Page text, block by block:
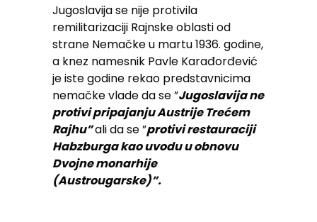
Jugoslavija se nije protivila
remilitarizaciji Rajnske oblasti od
strane Nemačke u martu 1936. godine,
a knez namesnik Pavle Karađorđević
je iste godine rekao predstavnicima
nemačke vlade da se ”Jugoslavija ne
protivi pripajanju Austrije Trećem
Rajhu”ali da se ”protivi restauraciji
Habzburga kao uvodu u obnovu
Dvojne monarhije
(Austrougarske)”.